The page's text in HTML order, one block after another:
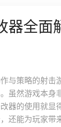
器全面
与策略的射
虽然游戏本
器的使用就
还能为玩家